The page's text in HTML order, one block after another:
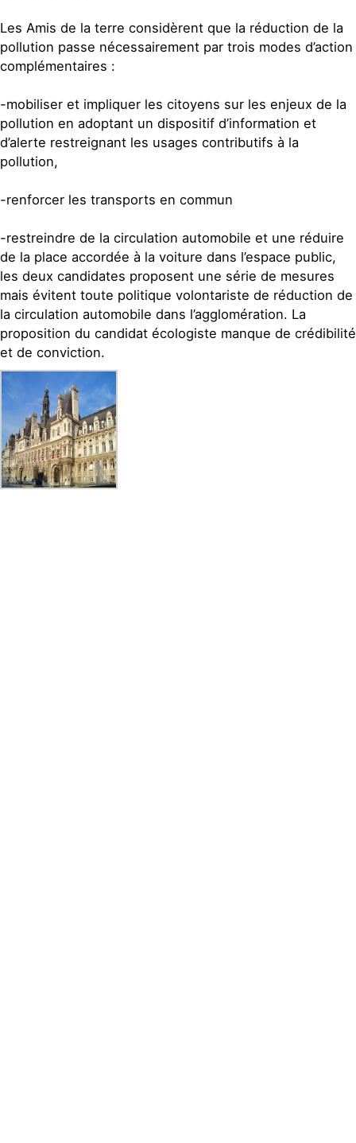
Les Amis de la terre considèrent que la réduction de la
pollution passe nécessairement par trois modes d’action
complémentaires :
-mobiliser et impliquer les citoyens sur les enjeux de la
pollution en adoptant un dispositif d’information et
d’alerte restreignant les usages contributifs à la
pollution,
-renforcer les transports en commun
-restreindre de la circulation automobile et une réduire
de la place accordée à la voiture dans l’espace public,
les deux candidates proposent une série de mesures
mais évitent toute politique volontariste de réduction de
la circulation automobile dans l’agglomération. La
proposition du candidat écologiste manque de crédibilité
et de conviction.